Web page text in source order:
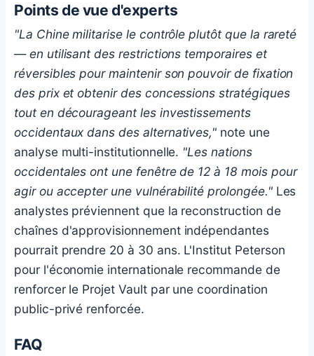
Points de vue d'experts
"La Chine militarise le contrôle plutôt que la rareté
— en utilisant des restrictions temporaires et
réversibles pour maintenir son pouvoir de fixation
des prix et obtenir des concessions stratégiques
tout en décourageant les investissements
occidentaux dans des alternatives," note une
analyse multi-institutionnelle. "Les nations
occidentales ont une fenêtre de 12 à 18 mois pour
agir ou accepter une vulnérabilité prolongée."Les
analystes préviennent que la reconstruction de
chaînes d'approvisionnement indépendantes
pourrait prendre 20 à 30 ans. L'Institut Peterson
pour l'économie internationale recommande de
renforcer le Projet Vault par une coordination
public-privé renforcée.
FAQ